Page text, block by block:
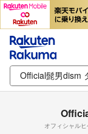
オフィシャル